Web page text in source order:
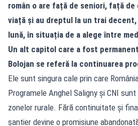
român o are față de seniori, față
viață și au dreptul la un trai decent,
lună, în situația de a alege între
Un alt capitol care a fost
Bolojan se referă la continuarea
Ele sunt singura cale prin care
Programele Anghel Saligny și CNI
zonelor rurale. Fără continuitate și
șantier devine o promisiune